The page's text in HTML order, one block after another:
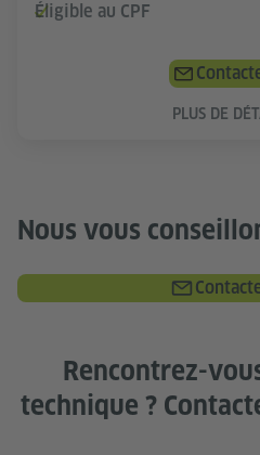
Éligible au CPF
PLUS DE
Nous vous
Rencontrez-
technique ?